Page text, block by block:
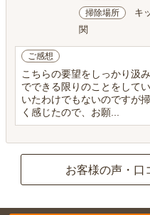
掃除場所
キ
関
ご感想
こちらの要望をしっかり汲
でできる限りのことをして
いたわけでもないのですが
く感じたので、お願...
お客様の声・口